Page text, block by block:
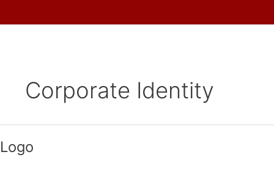
Corporate Identity
Logo